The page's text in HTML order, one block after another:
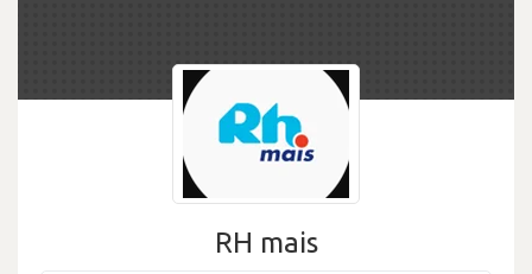
RH mais